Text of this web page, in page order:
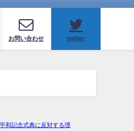
お問い合わせ twitter